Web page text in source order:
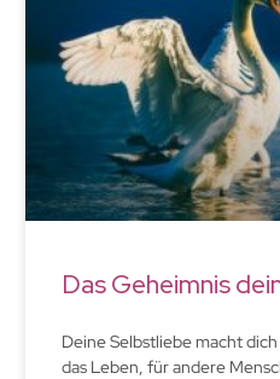
Das Geheimnis
Deine Selbstliebe macht
das Leben, für andere